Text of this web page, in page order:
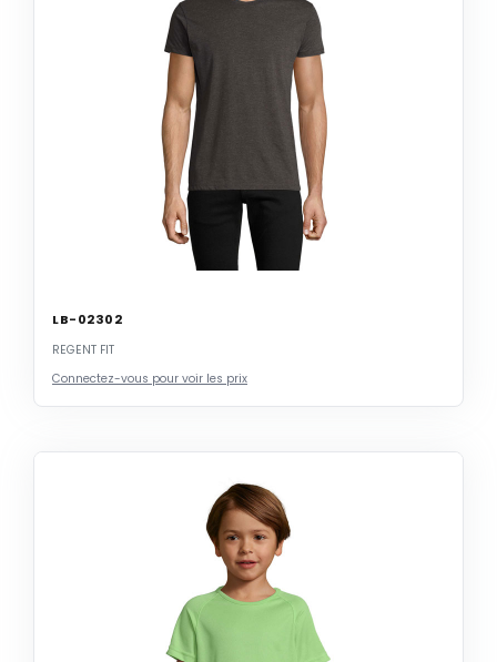
LB-02302
REGENT FIT
Connectez-vous pour voir les prix